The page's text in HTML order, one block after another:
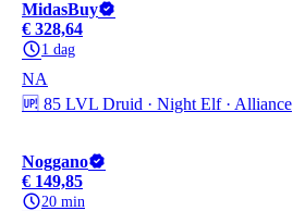
MidasBuy
€ 328,64
1 dag
NA
🆙 85 LVL Druid · Night Elf · Alliance
Noggano
€ 149,85
20 min